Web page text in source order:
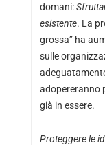
domani:
esistente. La
grossa” ha
sulle
adopereranno
già in essere.
Proteggere le